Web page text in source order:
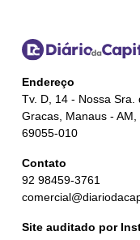
Endereço
Tv. D, 14 - Nossa Sra.
Gracas, Manaus - AM,
69055-010
Contato
92 98459-3761
Site auditado por